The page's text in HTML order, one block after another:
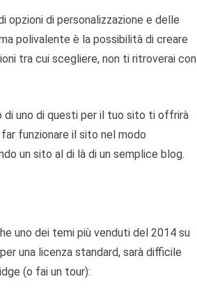
opzioni di personalizzazione e delle
polivalente è la possibilità di creare
tra cui scegliere, non ti ritroverai con
di uno di questi per il tuo sito ti offrirà
funzionare il sito nel modo
un sito al di là di un semplice blog.
uno dei temi più venduti del 2014 su
una licenza standard, sarà difficile
(o fai un tour):